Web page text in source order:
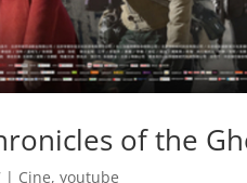
of the
| Cine,youtube